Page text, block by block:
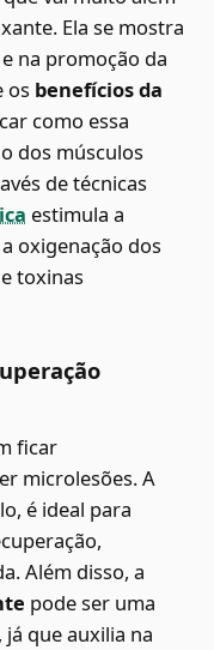
Ela se mostra
na promoção da
os benefícios da
como essa
dos músculos
de técnicas
estimula a
oxigenação dos
toxinas
ficar
microlesões. A
é ideal para
Além disso, a
pode ser uma
que auxilia na